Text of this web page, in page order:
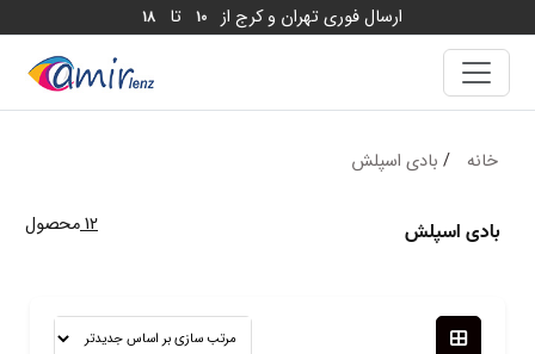
ارسال فوری تهران و کرج از 10 تا 18
خانه / بادی اسپلش
بادی اسپلش 12محصول